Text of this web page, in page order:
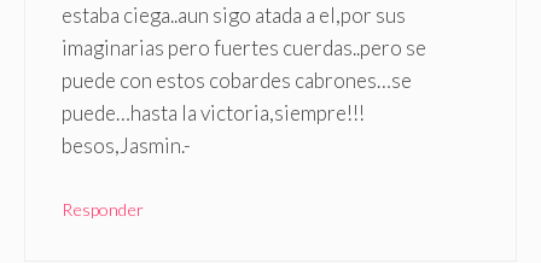
estaba ciega..aun sigo atada a el,por sus
imaginarias pero fuertes cuerdas..pero se
puede con estos cobardes cabrones…se
puede…hasta la victoria,siempre!!!
besos,Jasmin.-
Responder